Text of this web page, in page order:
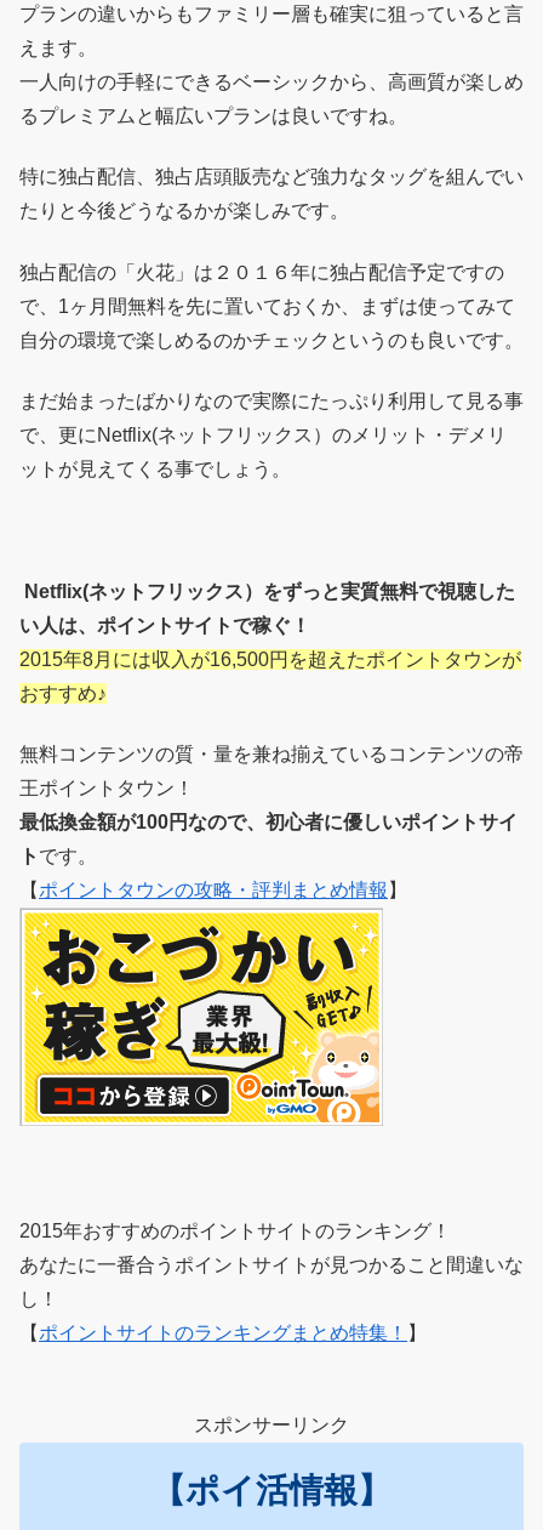
プランの違いからもファミリー層も確実に狙っていると言
えます。
一人向けの手軽にできるベーシックから、高画質が楽しめ
るプレミアムと幅広いプランは良いですね。
特に独占配信、独占店頭販売など強力なタッグを組んでい
たりと今後どうなるかが楽しみです。
独占配信の「火花」は２０１６年に独占配信予定ですの
で、1ヶ月間無料を先に置いておくか、まずは使ってみて
自分の環境で楽しめるのかチェックというのも良いです。
まだ始まったばかりなので実際にたっぷり利用して見る事
で、更にNetflix(ネットフリックス）のメリット・デメリ
ットが見えてくる事でしょう。
Netflix(ネットフリックス）をずっと実質無料で視聴した
い人は、ポイントサイトで稼ぐ！
2015年8月には収入が16,500円を超えたポイントタウンが
おすすめ♪
無料コンテンツの質・量を兼ね揃えているコンテンツの帝
王ポイントタウン！
最低換金額が100円なので、初心者に優しいポイントサイ
ト です。
【 ポイントタウンの攻略・評判まとめ情報 】
2015年おすすめのポイントサイトのランキング！
あなたに一番合うポイントサイトが見つかること間違いな
し！
【 ポイントサイトのランキングまとめ特集！ 】
スポンサーリンク
【ポイ活情報】